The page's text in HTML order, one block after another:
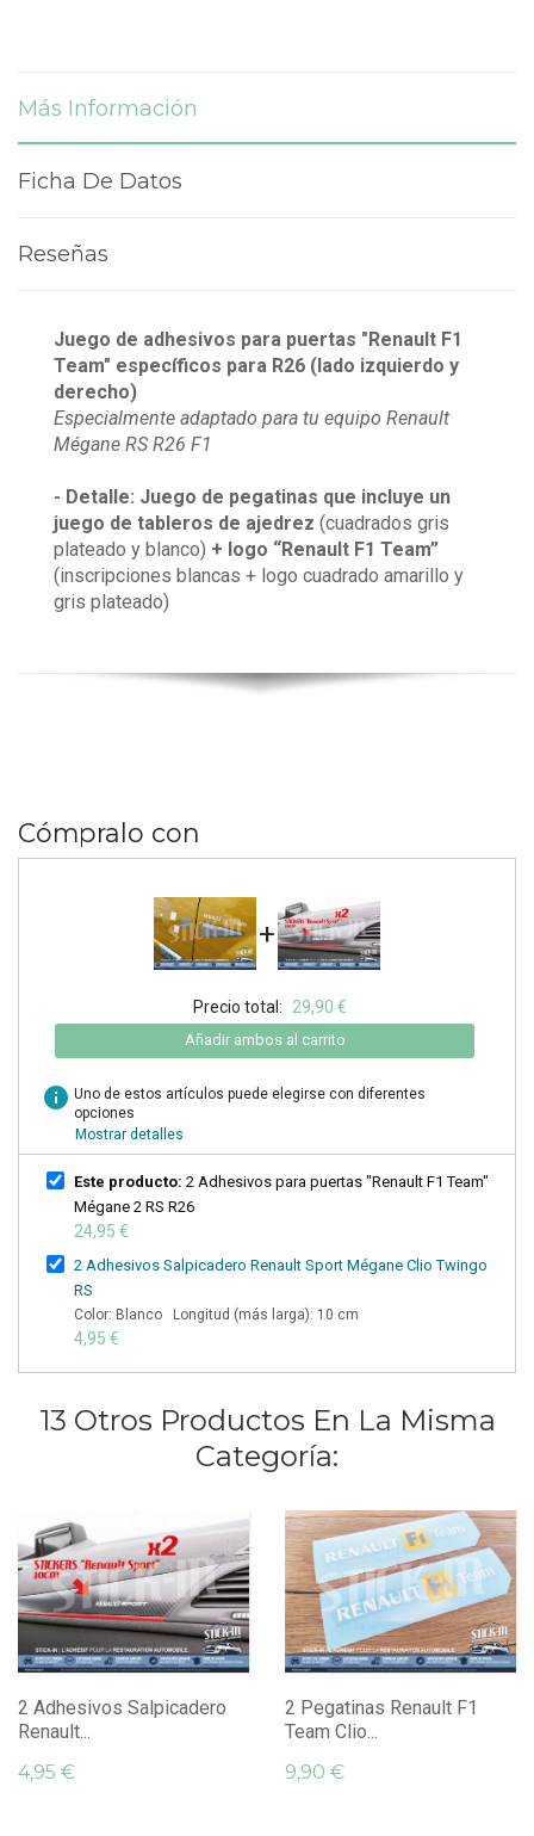
Más Información
Ficha De Datos
Reseñas
Juego de adhesivos para puertas "Renault F1
Team" específicos para R26 (lado izquierdo y
derecho)
Especialmente adaptado para tu equipo Renault
Mégane RS R26 F1
- Detalle: Juego de pegatinas que incluye un
juego de tableros de ajedrez (cuadrados gris
plateado y blanco) + logo “Renault F1 Team”
(inscripciones blancas + logo cuadrado amarillo y
gris plateado)
Cómpralo con
+
Precio total: 29,90 €
Añadir ambos al carrito
info Uno de estos artículos puede elegirse con diferentes
opciones
Mostrar detalles
Este producto: 2 Adhesivos para puertas "Renault F1 Team"
Mégane 2 RS R26
24,95 €
2 Adhesivos Salpicadero Renault Sport Mégane Clio Twingo
RS
Color: Blanco Longitud (más larga): 10 cm
4,95 €
13 Otros Productos En La Misma
Categoría:
2 Adhesivos Salpicadero
Renault...
4,95 €
2 Pegatinas Renault F1
Team Clio...
9,90 €